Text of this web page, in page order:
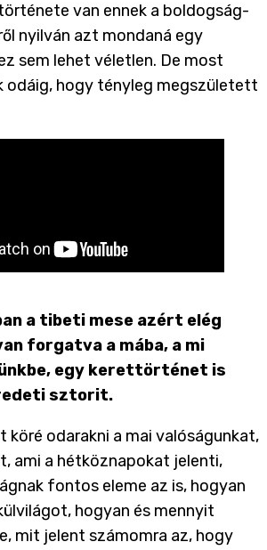
van ennek a boldogság-
nyilván azt mondaná egy
sem lehet véletlen. De most
hogy tényleg megszületett
a tibeti mese azért elég
forgatva a mába, a mi
egy kerettörténet is
sztorit.
köré odarakni a mai valóságunkat,
ami a hétköznapokat jelenti,
fontos eleme az is, hogyan
hogyan és mennyit
mit jelent számomra az, hogy